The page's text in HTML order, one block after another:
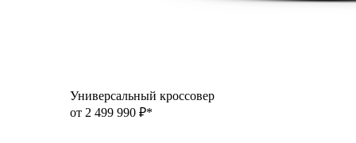
Универсальный кроссовер
от 2 499 990 ₽*